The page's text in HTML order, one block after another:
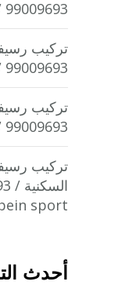
99009693 / تركيب رسيفر bein sport
تركيب
99009693 / تركيب رسيفر bein sport
تركيب
99009693 / تركيب رسيفر bein sport
تركيب
sport
أحدث